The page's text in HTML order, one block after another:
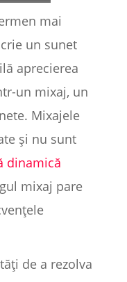
mai
un sunet
aprecierea
un mixaj, un
Mixajele
și nu sunt
dinamică
mixaj pare
de a rezolva